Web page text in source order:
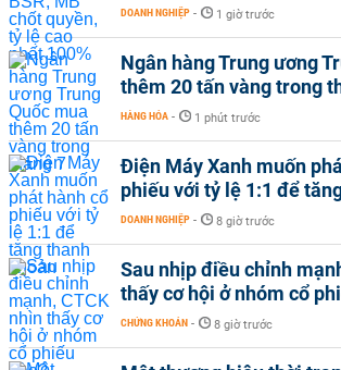
DOANH NGHIỆP - 1 giờ trước
Ngân hàng Trung ương
thêm 20 tấn vàng trong
HÀNG HÓA - 1 phút trước
Điện Máy Xanh muốn
phiếu với tỷ lệ 1:1 để
DOANH NGHIỆP - 8 giờ trước
Sau nhịp điều chỉnh
thấy cơ hội ở nhóm cổ
CHỨNG KHOÁN - 8 giờ trước